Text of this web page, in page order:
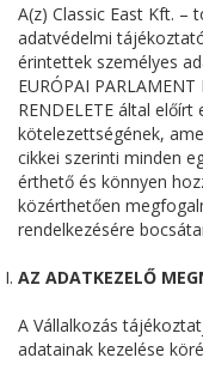
A(z) Classic East Kft. –
adatvédelmi
érintettek személyes
EURÓPAI
RENDELETE által
kötelezettségének,
cikkei szerinti minden
érthető és könnyen
közérthetően
rendelkezésére
AZ ADATKEZELŐ
A Vállalkozás
adatainak kezelése